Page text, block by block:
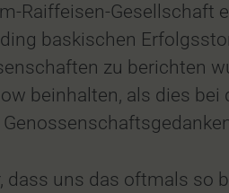
Raiffeisen-Gesellschaft
baskischen
zu berichten
beinhalten, als dies bei
uns das oftmals so